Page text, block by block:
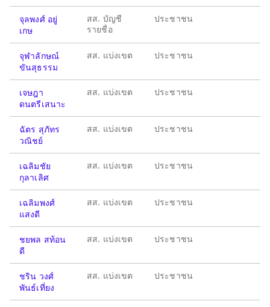
จุลพงศ์ อยู่
เกษ
สส. บัญชี
รายชื่อ
ประชาชน
จุฬาลักษณ์
ขันสุธรรม
สส. แบ่งเขต ประชาชน
เจษฎา
ดนตรีเสนาะ
สส. แบ่งเขต ประชาชน
ฉัตร สุภัทร
วณิชย์
สส. แบ่งเขต ประชาชน
เฉลิมชัย
กุลาเลิศ
สส. แบ่งเขต ประชาชน
เฉลิมพงศ์
แสงดี
สส. แบ่งเขต ประชาชน
ชยพล สท้อน
ดี
สส. แบ่งเขต ประชาชน
ชริน วงศ์
พันธ์เที่ยง
สส. แบ่งเขต ประชาชน